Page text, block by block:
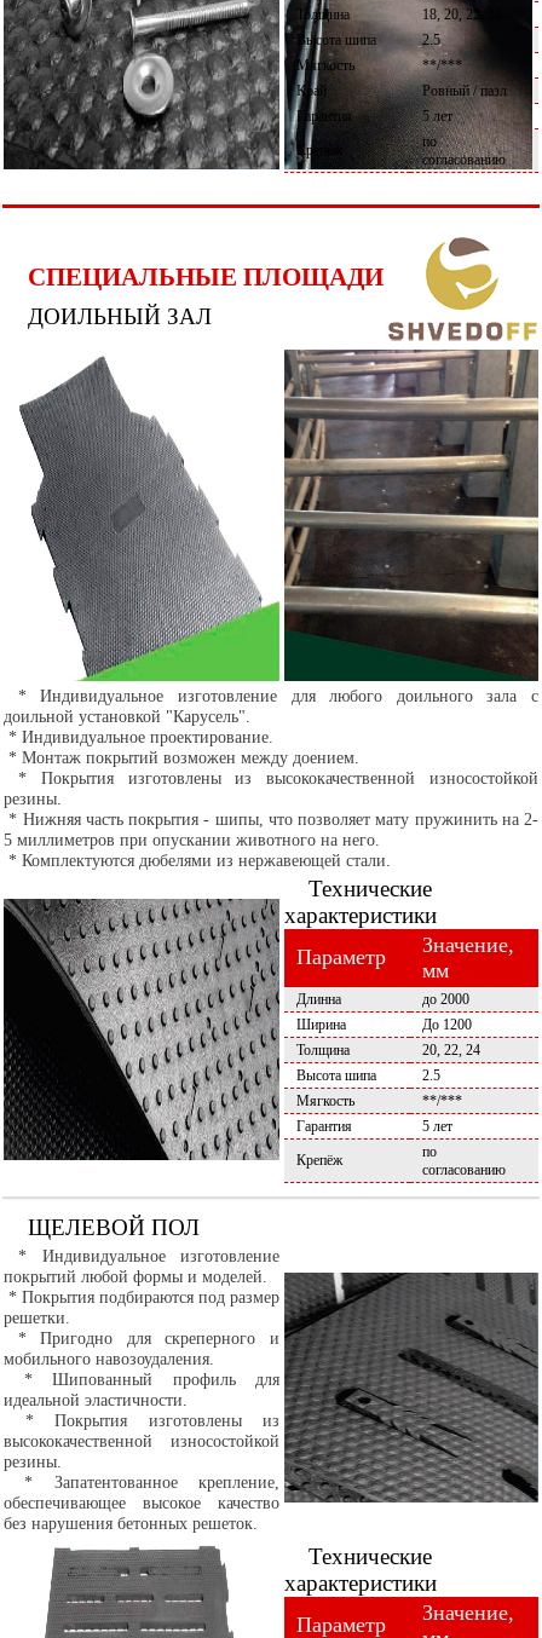
Толщина
18, 20, 22, 24
Высота шипа
2.5
Мягкость
**/***
Край
Ровный / пазл
Гарантия
5 лет
Крепёж
по
согласованию
СПЕЦИАЛЬНЫЕ ПЛОЩАДИ
ДОИЛЬНЫЙ ЗАЛ
* Индивидуальное изготовление для любого доильного зала с
доильной установкой "Карусель".
* Индивидуальное проектирование.
* Монтаж покрытий возможен между доением.
* Покрытия изготовлены из высококачественной износостойкой
резины.
* Нижняя часть покрытия - шипы, что позволяет мату пружинить на 2-
5 миллиметров при опускании животного на него.
* Комплектуются дюбелями из нержавеющей стали.
Технические
характеристики
Параметр
Значение,
мм
Длинна
до 2000
Ширина
До 1200
Толщина
20, 22, 24
Высота шипа
2.5
Мягкость
**/***
Гарантия
5 лет
Крепёж
по
согласованию
ЩЕЛЕВОЙ ПОЛ
* Индивидуальное изготовление
покрытий любой формы и моделей.
* Покрытия подбираются под размер
решетки.
* Пригодно для скреперного и
мобильного навозоудаления.
* Шипованный профиль для
идеальной эластичности.
* Покрытия изготовлены из
высококачественной износостойкой
резины.
* Запатентованное крепление,
обеспечивающее высокое качество
без нарушения бетонных решеток.
Технические
характеристики
Параметр
Значение,